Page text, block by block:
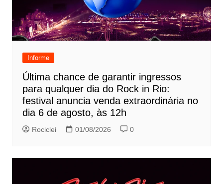
Informe
Última chance de garantir ingressos
para qualquer dia do Rock in Rio:
festival anuncia venda extraordinária no
dia 6 de agosto, às 12h
Rociclei 01/08/2026 0